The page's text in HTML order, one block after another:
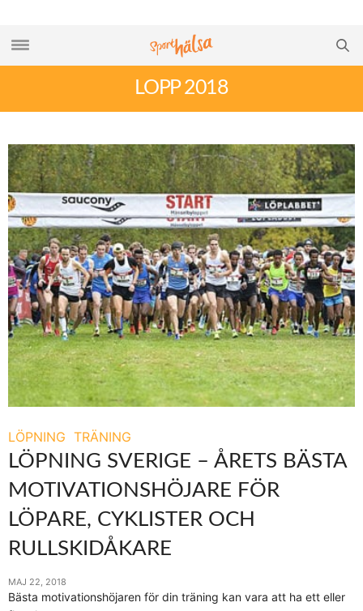
LOPP 2018
LÖPNING TRÄNING
LÖPNING SVERIGE – ÅRETS BÄSTA
MOTIVATIONSHÖJARE FÖR
LÖPARE, CYKLISTER OCH
RULLSKIDÅKARE
MAJ 22, 2018
Bästa motivationshöjaren för din träning kan vara att ha ett eller